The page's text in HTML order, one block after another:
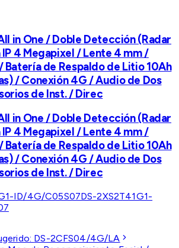
in One / Doble Detección (Radar
IP 4 Megapixel / Lente 4 mm /
Batería de Respaldo de Litio 10Ah
/ Conexión 4G / Audio de Dos
de Inst. / Direc
in One / Doble Detección (Radar
IP 4 Megapixel / Lente 4 mm /
Batería de Respaldo de Litio 10Ah
/ Conexión 4G / Audio de Dos
de Inst. / Direc
ID/4G/C05S07DS-2XS2T41G1-
DS-2CFS04/4G/LA